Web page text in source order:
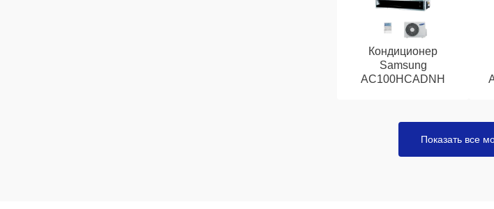
Кондиционер
Samsung
AC100HCADNH
Показать все